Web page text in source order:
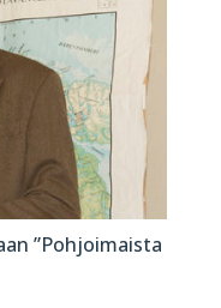
”Pohjoimaista